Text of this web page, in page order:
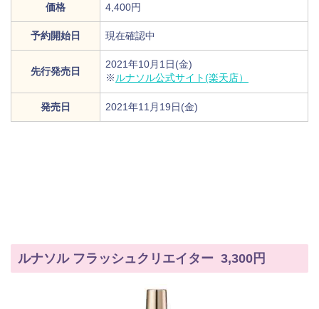
価格 4,400円
予約開始日 現在確認中
先行発売日
2021年10月1日(金)
※ ルナソル公式サイト(楽天店）
発売日 2021年11月19日(金)
ルナソル フラッシュクリエイター 3,300円